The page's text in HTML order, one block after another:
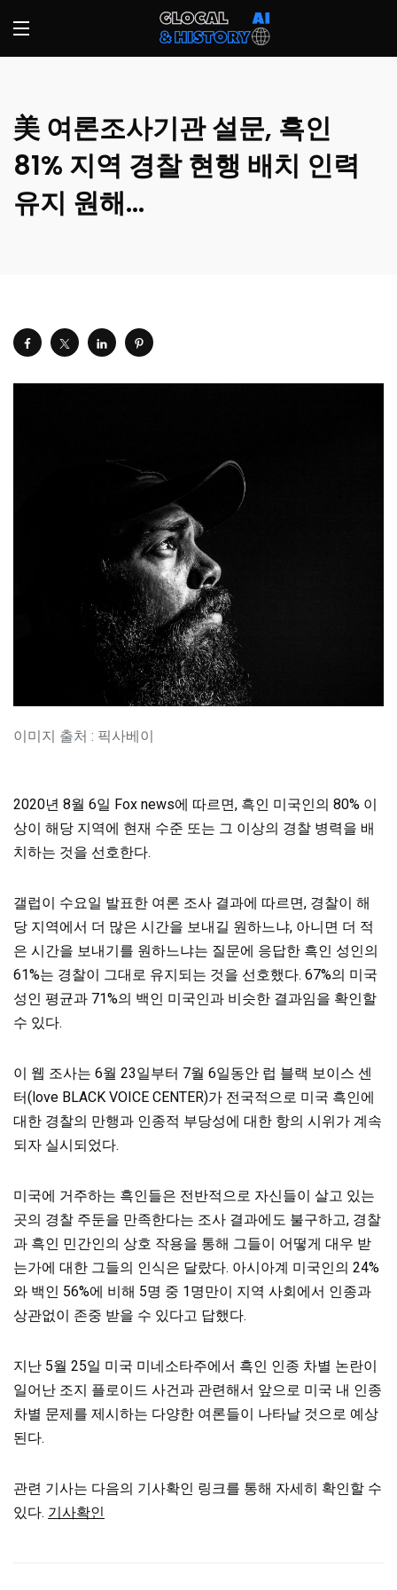
美 여론조사기관 설문, 흑인
81% 지역 경찰 현행 배치 인력
유지 원해…
이미지 출처 : 픽사베이
2020년 8월 6일 Fox news에 따르면, 흑인 미국인의 80% 이
상이 해당 지역에 현재 수준 또는 그 이상의 경찰 병력을 배
치하는 것을 선호한다.
갤럽이 수요일 발표한 여론 조사 결과에 따르면, 경찰이 해
당 지역에서 더 많은 시간을 보내길 원하느냐, 아니면 더 적
은 시간을 보내기를 원하느냐는 질문에 응답한 흑인 성인의
61%는 경찰이 그대로 유지되는 것을 선호했다. 67%의 미국
성인 평균과 71%의 백인 미국인과 비슷한 결과임을 확인할
수 있다.
이 웹 조사는 6월 23일부터 7월 6일동안 럽 블랙 보이스 센
터(love BLACK VOICE CENTER)가 전국적으로 미국 흑인에
대한 경찰의 만행과 인종적 부당성에 대한 항의 시위가 계속
되자 실시되었다.
미국에 거주하는 흑인들은 전반적으로 자신들이 살고 있는
곳의 경찰 주둔을 만족한다는 조사 결과에도 불구하고, 경찰
과 흑인 민간인의 상호 작용을 통해 그들이 어떻게 대우 받
는가에 대한 그들의 인식은 달랐다. 아시아계 미국인의 24%
와 백인 56%에 비해 5명 중 1명만이 지역 사회에서 인종과
상관없이 존중 받을 수 있다고 답했다.
지난 5월 25일 미국 미네소타주에서 흑인 인종 차별 논란이
일어난 조지 플로이드 사건과 관련해서 앞으로 미국 내 인종
차별 문제를 제시하는 다양한 여론들이 나타날 것으로 예상
된다.
관련 기사는 다음의 기사확인 링크를 통해 자세히 확인할 수
있다. 기사확인